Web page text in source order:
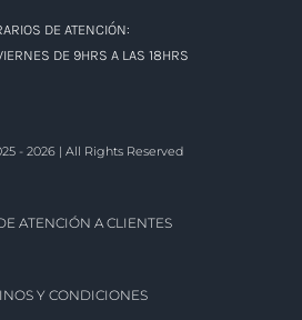
DE ATENCIÓN:
DE 9HRS A LAS 18HRS
- 2026 | All Rights Reserved
ATENCIÓN A CLIENTES
Y CONDICIONES